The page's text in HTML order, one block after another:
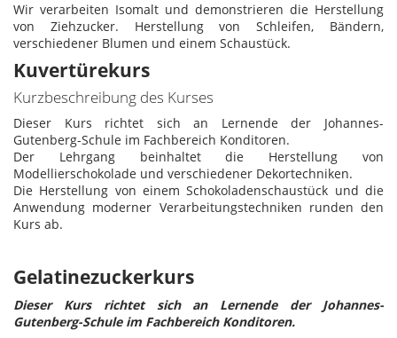
Wir verarbeiten Isomalt und demonstrieren die Herstellung
von Ziehzucker. Herstellung von Schleifen, Bändern,
verschiedener Blumen und einem Schaustück.
Kuvertürekurs
Kurzbeschreibung des Kurses
Dieser Kurs richtet sich an Lernende der Johannes-
Gutenberg-Schule im Fachbereich Konditoren.
Der Lehrgang beinhaltet die Herstellung von
Modellierschokolade und verschiedener Dekortechniken.
Die Herstellung von einem Schokoladenschaustück und die
Anwendung moderner Verarbeitungstechniken runden den
Kurs ab.
Gelatinezuckerkurs
Dieser Kurs richtet sich an Lernende der Johannes-
Gutenberg-Schule im Fachbereich Konditoren.